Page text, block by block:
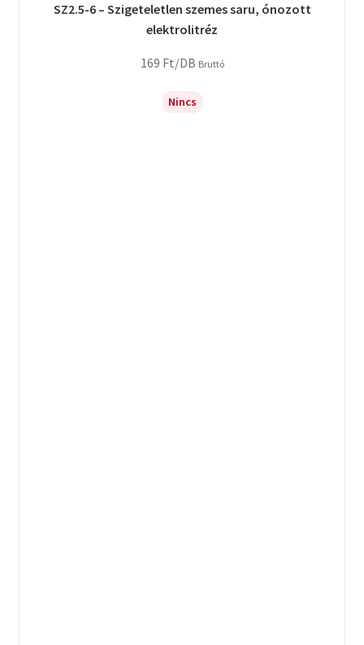
SZ2.5-6 – Szigeteletlen szemes saru, ónozott
elektrolitréz
169 Ft/DB Bruttó
Nincs